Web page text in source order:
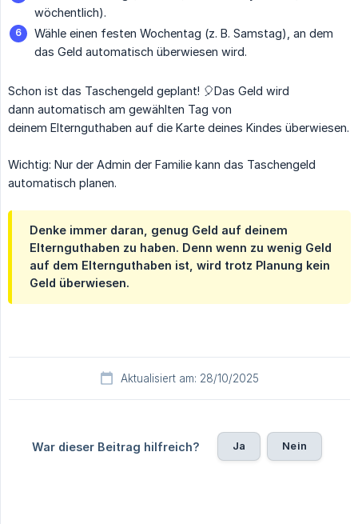
wöchentlich).
Wähle einen festen Wochentag (z. B. Samstag), an dem
das Geld automatisch überwiesen wird.
Schon ist das Taschengeld geplant! 🎈Das Geld wird
dann automatisch am gewählten Tag von
deinem Elternguthaben auf die Karte deines Kindes überwiesen.
Wichtig: Nur der Admin der Familie kann das Taschengeld
automatisch planen.
Denke immer daran, genug Geld auf deinem
Elternguthaben zu haben. Denn wenn zu wenig Geld
auf dem Elternguthaben ist, wird trotz Planung kein
Geld überwiesen.
Aktualisiert am: 28/10/2025
War dieser Beitrag hilfreich? Ja Nein